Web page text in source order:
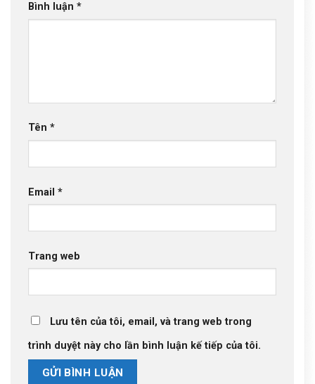
Bình luận *
Tên *
Email *
Trang web
Lưu tên của tôi, email, và trang web trong
trình duyệt này cho lần bình luận kế tiếp của tôi.